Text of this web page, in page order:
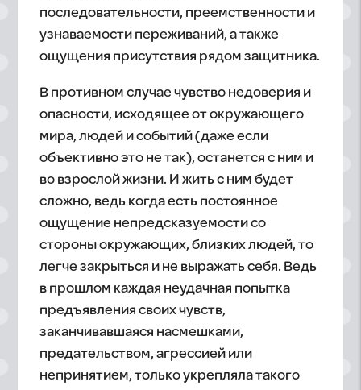
последовательности, преемственности и
узнаваемости переживаний, а также
ощущения присутствия рядом защитника.
В противном случае чувство недоверия и
опасности, исходящее от окружающего
мира, людей и событий (даже если
объективно это не так), останется с ним и
во взрослой жизни. И жить с ним будет
сложно, ведь когда есть постоянное
ощущение непредсказуемости со
стороны окружающих, близких людей, то
легче закрыться и не выражать себя. Ведь
в прошлом каждая неудачная попытка
предъявления своих чувств,
заканчивавшаяся насмешками,
предательством, агрессией или
непринятием, только укрепляла такого